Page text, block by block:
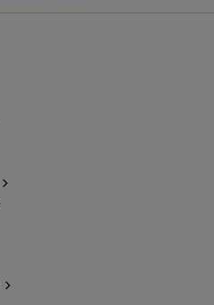
webbplats, öppnas i nytt fönster.
till annan webbplats, öppnas i
webbplats, öppnas i nytt fönster.
öppnas i nytt fönster.